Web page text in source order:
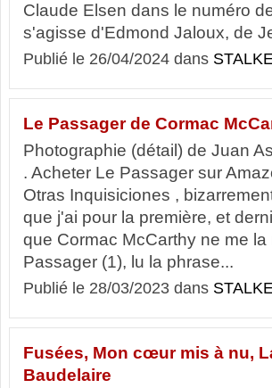
Claude Elsen dans le numéro
s'agisse d'Edmond Jaloux, de
Publié le 26/04/2024 dans
Le Passager de Cormac
Photographie (détail) de Juan
. Acheter Le Passager sur
Otras Inquisiciones ,
que j'ai pour la première, et
que Cormac McCarthy ne me
Passager (1), lu la phrase...
Publié le 28/03/2023 dans
Fusées, Mon cœur mis à nu,
Baudelaire